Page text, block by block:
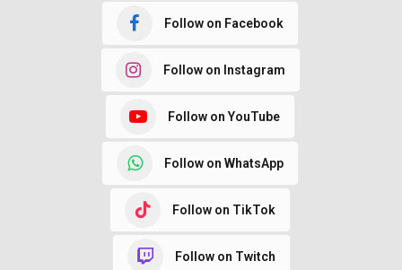
Follow on Facebook
Follow on Instagram
Follow on YouTube
Follow on WhatsApp
Follow on TikTok
Follow on Twitch